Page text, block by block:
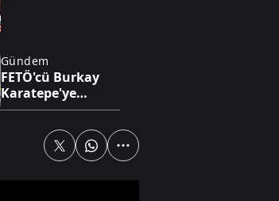
Gündem
FETÖ'cü Burkay
Karatepe'ye
Marmaris'te keşif
Yüksel: "40 yıllık